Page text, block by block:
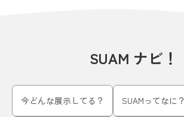
SUAM ナビ！
今どんな展示してる？ SUAMってなに？